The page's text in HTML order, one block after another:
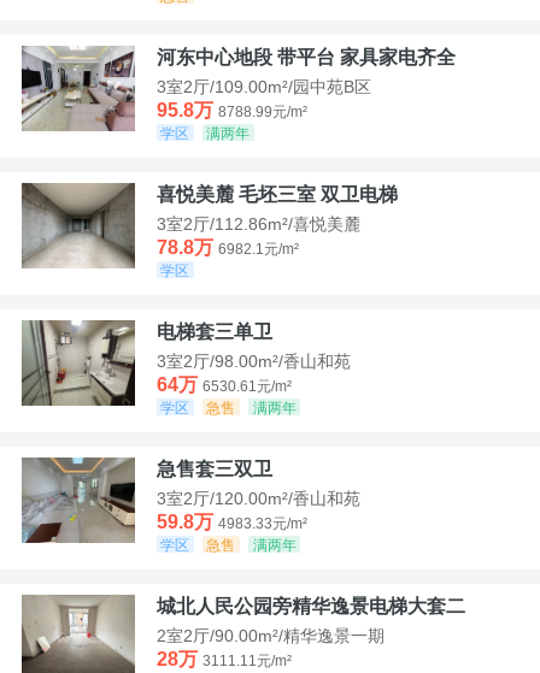
河东中心地段 带平台 家具家电齐全
3室2厅/109.00m²/园中苑B区
95.8万 8788.99元/m²
学区
满两年
喜悦美麓 毛坯三室 双卫电梯
3室2厅/112.86m²/喜悦美麓
78.8万 6982.1元/m²
学区
电梯套三单卫
3室2厅/98.00m²/香山和苑
64万 6530.61元/m²
学区
急售 满两年
急售套三双卫
3室2厅/120.00m²/香山和苑
59.8万 4983.33元/m²
学区
急售 满两年
城北人民公园旁精华逸景电梯大套二
2室2厅/90.00m²/精华逸景一期
28万 3111.11元/m²